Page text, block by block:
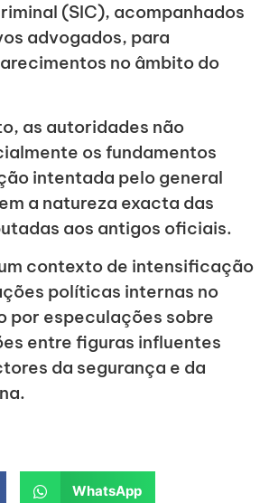
(SIC), acompanhados
advogados, para
no âmbito do
as autoridades não
os fundamentos
intentada pelo general
a natureza exacta das
aos antigos oficiais.
contexto de intensificação
políticas internas no
por especulações sobre
entre figuras influentes
da segurança e da
WhatsApp